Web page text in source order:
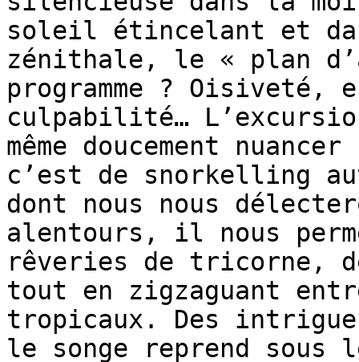
soleil étincelant et
zénithale, le « plan
programme ? Oisiveté,
culpabilité…
même doucement
c’est de snorkelling
dont nous nous
alentours, il nous
rêveries de tricorne,
tout en zigzaguant
tropicaux. Des
le songe reprend